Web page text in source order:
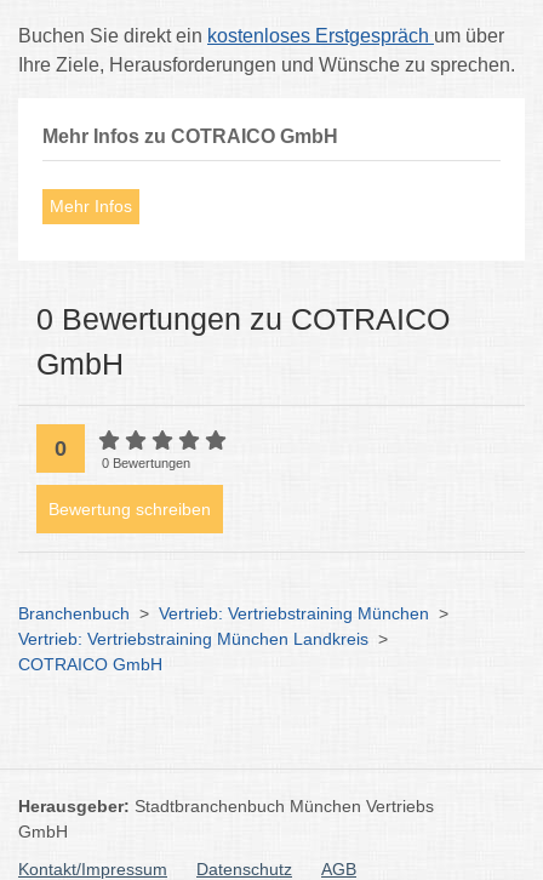
Buchen Sie direkt ein kostenloses Erstgespräch um über
Ihre Ziele, Herausforderungen und Wünsche zu sprechen.
Mehr Infos zu COTRAICO GmbH
Mehr Infos
0 Bewertungen zu COTRAICO
GmbH
0
0 Bewertungen
Bewertung schreiben
Branchenbuch > Vertrieb: Vertriebstraining München >
Vertrieb: Vertriebstraining München Landkreis >
COTRAICO GmbH
Herausgeber: Stadtbranchenbuch München Vertriebs
GmbH
Kontakt/Impressum
Datenschutz AGB